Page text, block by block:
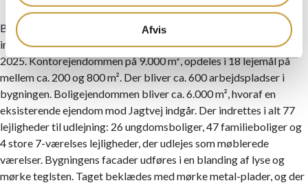
Afvis
Byggeriet går i gang i foråret 2023, boliger forventes klar til
indflytning primo 2025 og kontorlejemålene i efteråret
2025. Kontorejendommen på 9.000 m², opdeles i 18 lejemål på
mellem ca. 200 og 800 m². Der bliver ca. 600 arbejdspladser i
bygningen. Boligejendommen bliver ca. 6.000 m², hvoraf en
eksisterende ejendom mod Jagtvej indgår. Der indrettes i alt 77
lejligheder til udlejning: 26 ungdomsboliger, 47 familieboliger og
4 store 7-værelses lejligheder, der udlejes som møblerede
værelser. Bygningens facader udføres i en blanding af lyse og
mørke teglsten. Taget beklædes med mørke metal-plader, og der